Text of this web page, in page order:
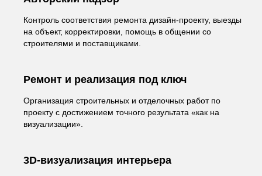
Контроль соответствия ремонта дизайн-проекту, выезды
на объект, корректировки, помощь в общении со
строителями и поставщиками.
Ремонт и реализация под ключ
Организация строительных и отделочных работ по
проекту с достижением точного результата «как на
визуализации».
3D-визуализация интерьера